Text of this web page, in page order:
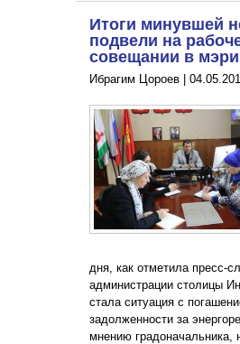
Итоги минувшей
подвели на
совещании в
Ибрагим Цороев |
дня, как отметила пресс-
администрации столицы
стала ситуация с
задолженности за
мнению градоначальника,